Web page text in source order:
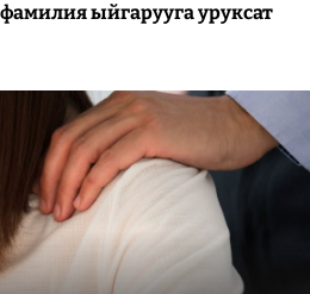
ыйгарууга уруксат